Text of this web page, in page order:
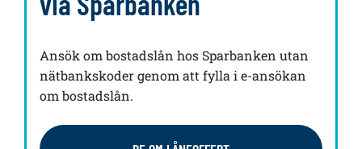
Ansök om bostadslån hos Sparbanken utan
nätbankskoder genom att fylla i e-ansökan
om bostadslån.